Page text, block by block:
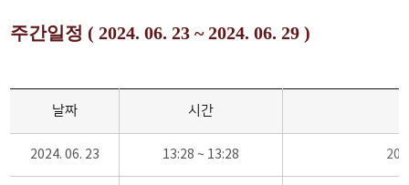
주간일정 ( 2024. 06. 23 ~ 2024. 06. 29 )
날짜 시간
2024. 06. 23 13:28 ~ 13:28